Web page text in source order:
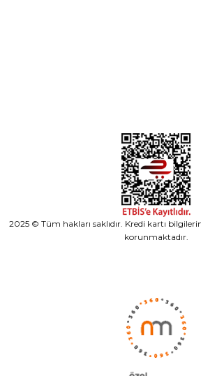
2025 © Tüm hakları saklıdır. Kredi kartı
korunmaktadır.